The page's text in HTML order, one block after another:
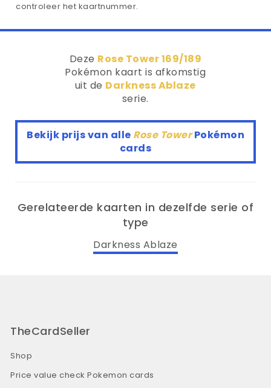
controleer het kaartnummer.
Deze Rose Tower 169/189
Pokémon kaart is afkomstig
uit de Darkness Ablaze
serie.
Bekijk prijs van alle Rose TowerPokémon
cards
Gerelateerde kaarten in dezelfde serie of
type
Darkness Ablaze
TheCardSeller
Shop
Price value check Pokemon cards